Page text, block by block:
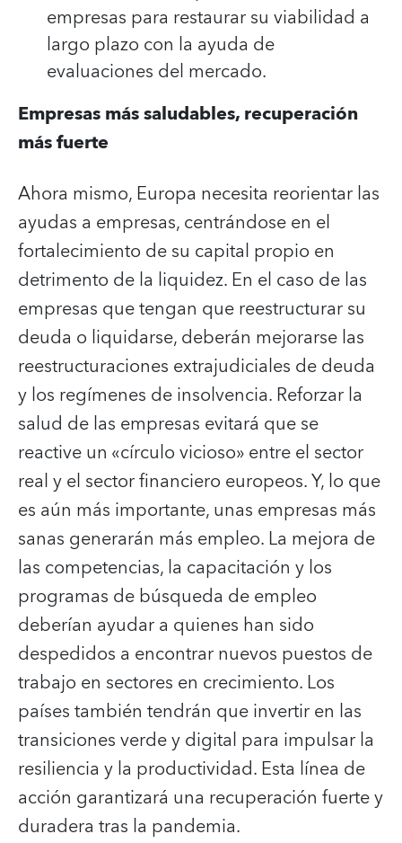
empresas para restaurar su viabilidad a
largo plazo con la ayuda de
evaluaciones del mercado.
Empresas más saludables, recuperación
más fuerte
Ahora mismo, Europa necesita reorientar las
ayudas a empresas, centrándose en el
fortalecimiento de su capital propio en
detrimento de la liquidez. En el caso de las
empresas que tengan que reestructurar su
deuda o liquidarse, deberán mejorarse las
reestructuraciones extrajudiciales de deuda
y los regímenes de insolvencia. Reforzar la
salud de las empresas evitará que se
reactive un «círculo vicioso» entre el sector
real y el sector financiero europeos. Y, lo que
es aún más importante, unas empresas más
sanas generarán más empleo. La mejora de
las competencias, la capacitación y los
programas de búsqueda de empleo
deberían ayudar a quienes han sido
despedidos a encontrar nuevos puestos de
trabajo en sectores en crecimiento. Los
países también tendrán que invertir en las
transiciones verde y digital para impulsar la
resiliencia y la productividad. Esta línea de
acción garantizará una recuperación fuerte y
duradera tras la pandemia.